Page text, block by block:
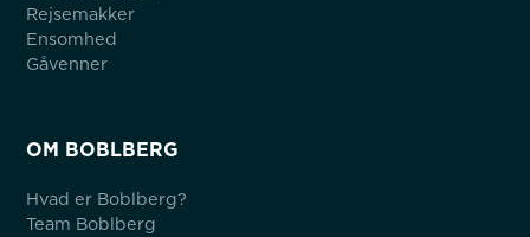
Rejsemakker
Ensomhed
Gåvenner
OM BOBLBERG
Hvad er Boblberg?
Team Boblberg